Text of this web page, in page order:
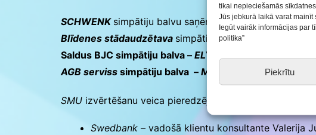
tikai nepieciešamās sīkdatnes.
Jūs jebkurā laikā varat mainīt
Iegūt vairāk informācijas par
politika”
Piekrītu
SCHWENK simpātiju balvu saņēma –Cementa
Blīdenes stādaudzētava simpātiju balva–
Saldus BJC simpātiju balva – ELY
AGB serviss simpātiju balva – MHM, EcoPaw, Siltums
SMU izvērtēšanu veica pieredzējusi profesionāļu
Swedbank – vadošā klientu konsultante Valerija